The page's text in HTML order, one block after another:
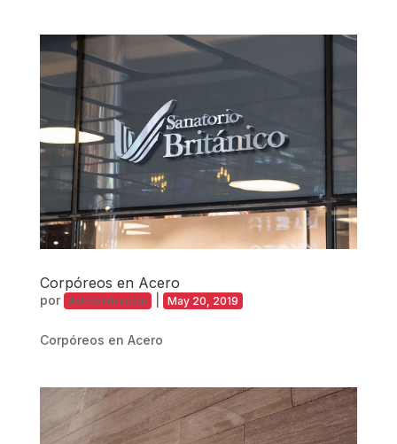
Corpóreos en Acero
por Administracion | May 20, 2019
Corpóreos en Acero